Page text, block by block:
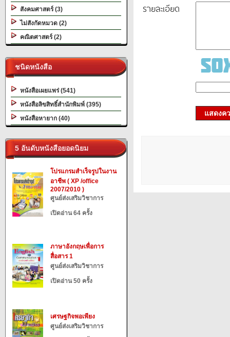
สังคมศาสตร์ (3)
ไม่สังกัดหมวด (2)
คณิตศาสตร์ (2)
ชนิดหนังสือ
หนังสือเผยแพร่ (541)
หนังสือลิขสิทธิ์สำนักพิมพ์ (395)
หนังสือหายาก (40)
5 อันดับหนังสือยอดนิยม
โปรแกรมสำเร็จรูปในงาน
อาชีพ ( XP /office
2007/2010 )
ศูนย์ส่งเสริมวิชาการ
เปิดอ่าน 64 ครั้ง
ภาษาอังกฤษเพื่อการ
สื่อสาร 1
ศูนย์ส่งเสริมวิชาการ
เปิดอ่าน 50 ครั้ง
เศรษฐกิจพอเพียง
ศูนย์ส่งเสริมวิชาการ
รายละเอียด
แสดงค